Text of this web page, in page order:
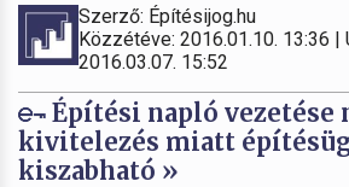
Szerző: Építésijog.hu
Közzétéve: 2016.01.10. 13:36
2016.03.07. 15:52
Építési napló
kivitelezés miatt
kiszabható »